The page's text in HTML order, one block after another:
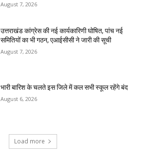
August 7, 2026
उत्तराखंड कांग्रेस की नई कार्यकारिणी घोषित, पांच नई
समितियों का भी गठन, एआईसीसी ने जारी की सूची
August 7, 2026
भारी बारिश के चलते इस जिले में कल सभी स्कूल रहेंगे बंद
August 6, 2026
Load more